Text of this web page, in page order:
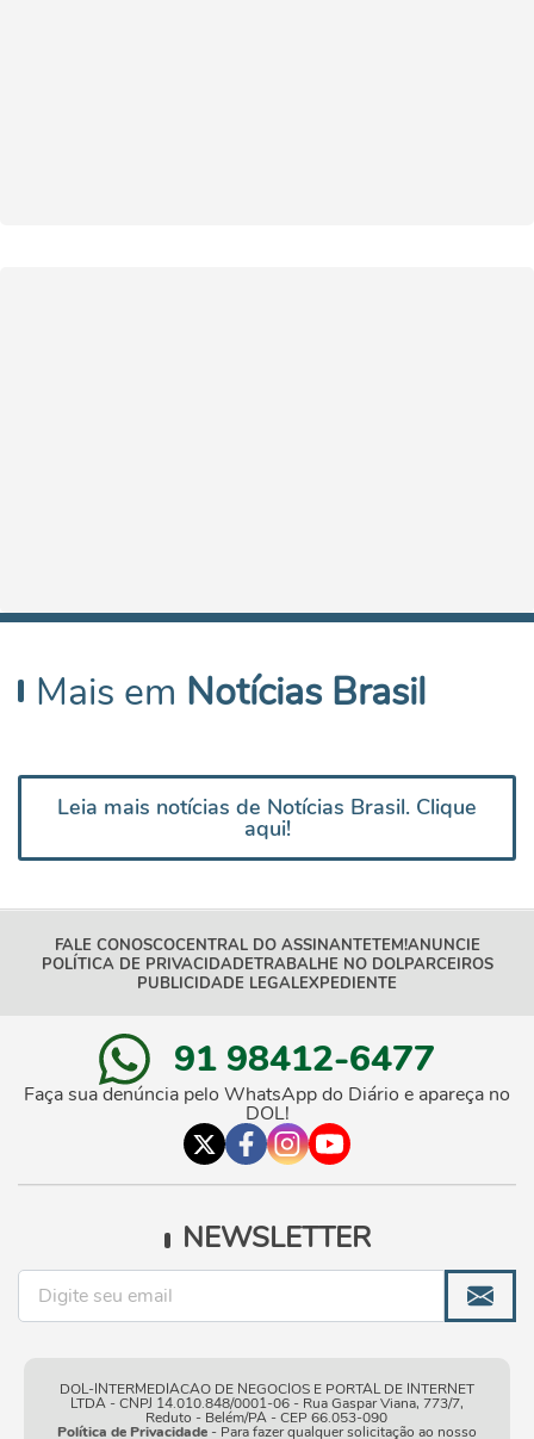
Mais em Notícias Brasil
Leia mais notícias de Notícias Brasil. Clique
aqui!
FALE CONOSCOCENTRAL DO ASSINANTETEM!ANUNCIE
POLÍTICA DE PRIVACIDADETRABALHE NO DOLPARCEIROS
PUBLICIDADE LEGALEXPEDIENTE
91 98412-6477
Faça sua denúncia pelo WhatsApp do Diário e apareça no
DOL!
NEWSLETTER
DOL-INTERMEDIACAO DE NEGOCIOS E PORTAL DE INTERNET
LTDA - CNPJ 14.010.848/0001-06 - Rua Gaspar Viana, 773/7,
Reduto - Belém/PA - CEP 66.053-090
Política de Privacidade- Para fazer qualquer solicitação ao nosso